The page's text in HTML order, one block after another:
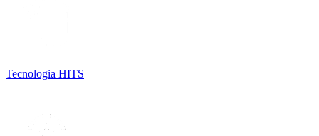
Tecnologia HITS